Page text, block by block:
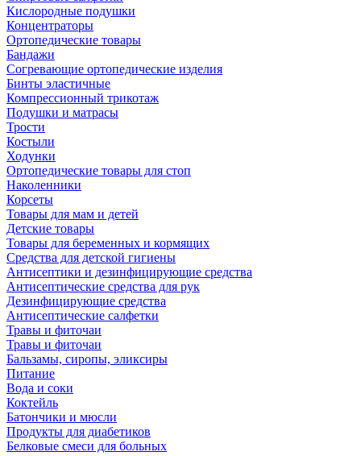
Кислородные подушки
Концентраторы
Ортопедические товары
Бандажи
Согревающие ортопедические изделия
Бинты эластичные
Компрессионный трикотаж
Подушки и матрасы
Трости
Костыли
Ходунки
Ортопедические товары для стоп
Наколенники
Корсеты
Товары для мам и детей
Детские товары
Товары для беременных и кормящих
Средства для детской гигиены
Антисептики и дезинфицирующие средства
Антисептические средства для рук
Дезинфицирующие средства
Антисептические салфетки
Травы и фиточаи
Травы и фиточаи
Бальзамы, сиропы, эликсиры
Питание
Вода и соки
Коктейль
Батончики и мюсли
Продукты для диабетиков
Белковые смеси для больных